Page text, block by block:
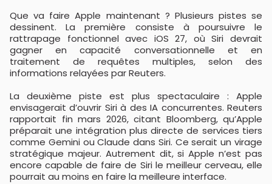
Que va faire Apple maintenant ? Plusieurs pistes se
dessinent. La première consiste à poursuivre le
rattrapage fonctionnel avec iOS 27, où Siri devrait
gagner en capacité conversationnelle et en
traitement de requêtes multiples, selon des
informations relayées par Reuters.
La deuxième piste est plus spectaculaire : Apple
envisagerait d’ouvrir Siri à des IA concurrentes. Reuters
rapportait fin mars 2026, citant Bloomberg, qu’Apple
préparait une intégration plus directe de services tiers
comme Gemini ou Claude dans Siri. Ce serait un virage
stratégique majeur. Autrement dit, si Apple n’est pas
encore capable de faire de Siri le meilleur cerveau, elle
pourrait au moins en faire la meilleure interface.